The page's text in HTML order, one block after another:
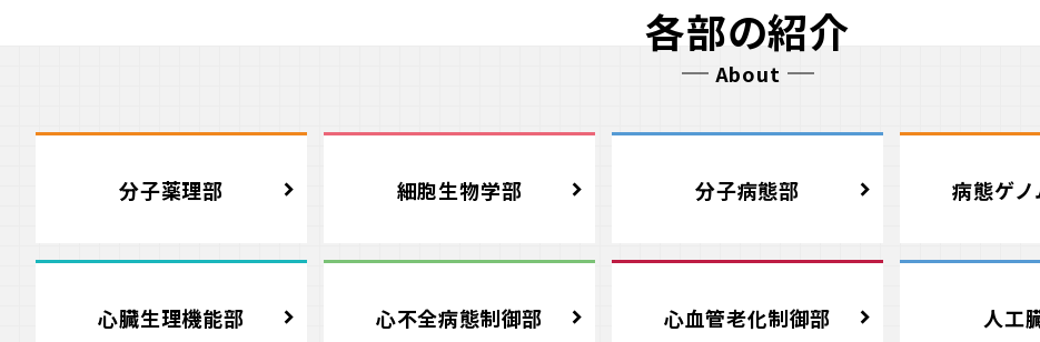
各部の紹介
About
分子薬理部 細胞生物学部 分子病態部 病態ゲ
心臓生理機能部 心不全病態制御部 心血管老化制御部 人工